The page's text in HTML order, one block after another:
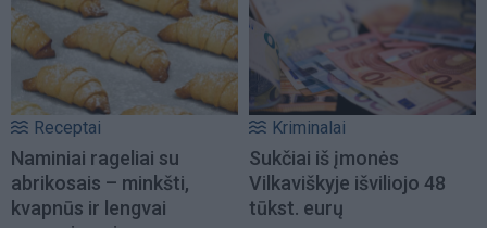
Receptai
Naminiai rageliai su
abrikosais – minkšti,
kvapnūs ir lengvai
Kriminalai
Sukčiai iš įmonės
Vilkaviškyje išviliojo 48
tūkst. eurų